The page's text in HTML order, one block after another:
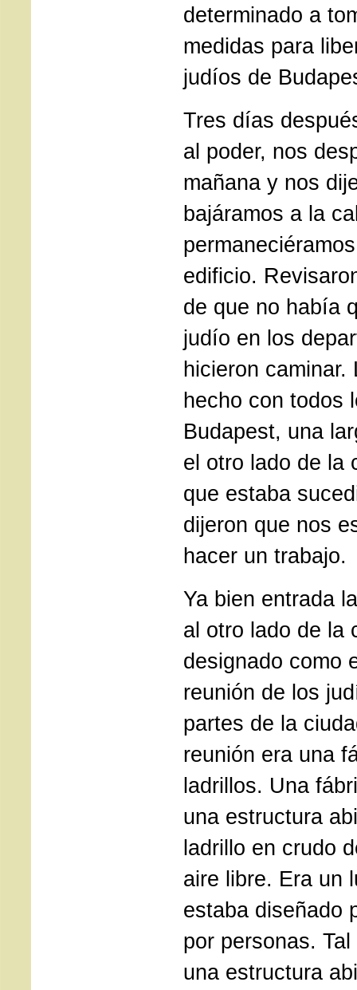
determinado a
medidas para
judíos de
Tres días
al poder, nos
mañana y nos
bajáramos a la
edificio.
de que no había
judío en los
hicieron caminar.
hecho con todos
Budapest, una
el otro lado de la
que estaba
dijeron que nos
hacer un trabajo.
Ya bien entrada
al otro lado de la
designado como
reunión de los
partes de la
reunión era una
ladrillos. Una
una estructura
ladrillo en crudo
aire libre. Era un
estaba diseñado
por personas.
una estructura